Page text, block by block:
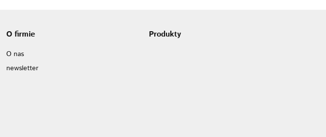
O firmie
O nas
newsletter
Produkty